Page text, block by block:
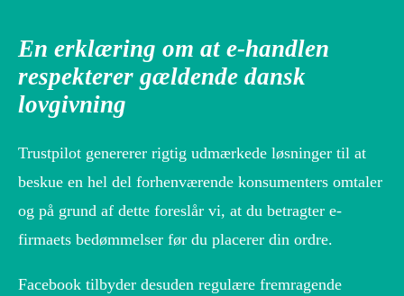
En erklæring om at e-handlen
respekterer gældende dansk
lovgivning
Trustpilot genererer rigtig udmærkede løsninger til at
beskue en hel del forhenværende konsumenters omtaler
og på grund af dette foreslår vi, at du betragter e-
firmaets bedømmelser før du placerer din ordre.
Facebook tilbyder desuden regulære fremragende